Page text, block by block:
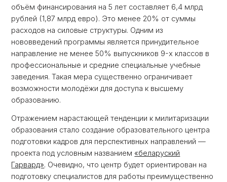
объём финансирования на 5 лет составляет 6,4 млрд
рублей (1,87 млрд евро). Это менее 20% от суммы
расходов на силовые структуры. Одним из
нововведений программы является принудительное
направление не менее 50% выпускников 9-х классов в
профессиональные и средние специальные учебные
заведения. Такая мера существенно ограничивает
возможности молодёжи для доступа к высшему
образованию.
Отражением нарастающей тенденции к милитаризации
образования стало создание образовательного центра
подготовки кадров для перспективных направлений —
проекта под условным названием «беларуский
Гарвард». Очевидно, что центр будет ориентирован на
подготовку специалистов для работы преимущественно